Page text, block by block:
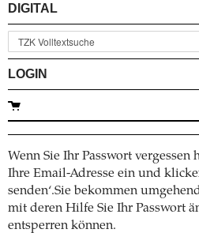
DIGITAL
LOGIN
Wenn Sie Ihr Passwort vergessen
Ihre Email-Adresse ein und
senden‘.Sie bekommen
mit deren Hilfe Sie Ihr Passwort
entsperren können.